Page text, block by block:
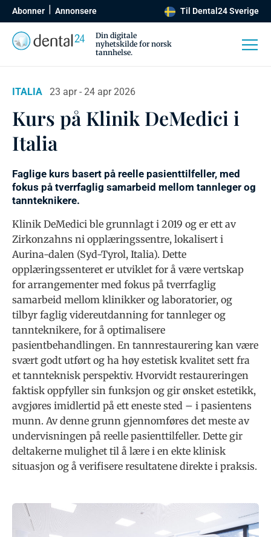
Abonner Annonsere Til Dental24 Sverige
Din digitale
nyhetskilde for norsk
tannhelse.
ITALIA 23 apr - 24 apr 2026
Kurs på Klinik DeMedici i
Italia
Faglige kurs basert på reelle pasienttilfeller, med
fokus på tverrfaglig samarbeid mellom tannleger og
tannteknikere.
Klinik DeMedici ble grunnlagt i 2019 og er ett av
Zirkonzahns ni opplæringssentre, lokalisert i
Aurina-dalen (Syd-Tyrol, Italia). Dette
opplæringssenteret er utviklet for å være vertskap
for arrangementer med fokus på tverrfaglig
samarbeid mellom klinikker og laboratorier, og
tilbyr faglig videreutdanning for tannleger og
tannteknikere, for å optimalisere
pasientbehandlingen. En tannrestaurering kan være
svært godt utført og ha høy estetisk kvalitet sett fra
et tannteknisk perspektiv. Hvorvidt restaureringen
faktisk oppfyller sin funksjon og gir ønsket estetikk,
avgjøres imidlertid på ett eneste sted – i pasientens
munn. Av denne grunn gjennomføres det meste av
undervisningen på reelle pasienttilfeller. Dette gir
deltakerne mulighet til å lære i en ekte klinisk
situasjon og å verifisere resultatene direkte i praksis.